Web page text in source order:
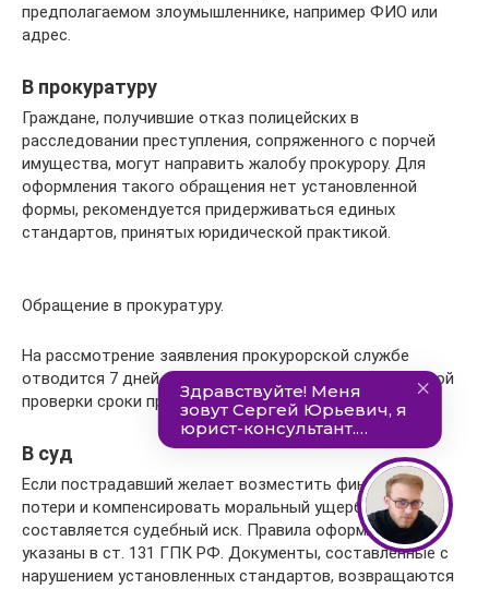
предполагаемом злоумышленнике, например ФИО или
адрес.
В прокуратуру
Граждане, получившие отказ полицейских в
расследовании преступления, сопряженного с порчей
имущества, могут направить жалобу прокурору. Для
оформления такого обращения нет установленной
формы, рекомендуется придерживаться единых
стандартов, принятых юридической практикой.
Обращение в прокуратуру.
На рассмотрение заявления прокурорской службе
отводится 7 дней. При необходимости дополнительной
проверки сроки продлеваются до 30 суток.
В суд
Если пострадавший желает возместить финансовые
потери и компенсировать моральный ущерб,
составляется судебный иск. Правила оформления
указаны в ст. 131 ГПК РФ. Документы, составленные с
нарушением установленных стандартов, возвращаются